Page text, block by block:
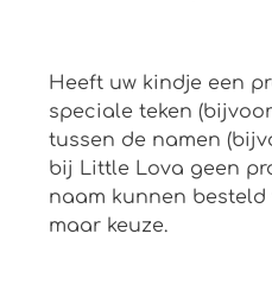
Heeft uw kindje een
speciale teken
tussen de namen
bij Little Lova geen
naam kunnen
maar keuze.